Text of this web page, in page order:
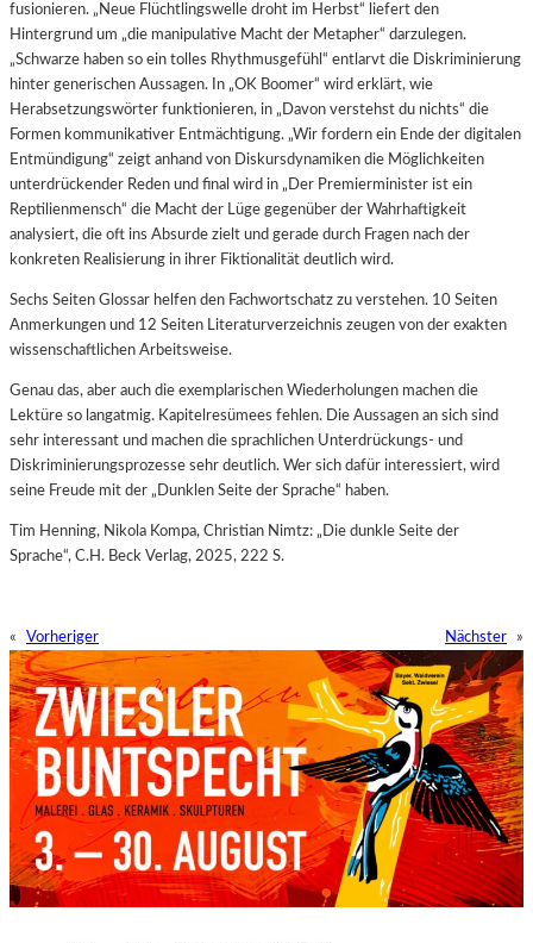
fusionieren. „Neue Flüchtlingswelle droht im Herbst“ liefert den
Hintergrund um „die manipulative Macht der Metapher“ darzulegen.
„Schwarze haben so ein tolles Rhythmusgefühl“ entlarvt die Diskriminierung
hinter generischen Aussagen. In „OK Boomer“ wird erklärt, wie
Herabsetzungswörter funktionieren, in „Davon verstehst du nichts“ die
Formen kommunikativer Entmächtigung. „Wir fordern ein Ende der digitalen
Entmündigung“ zeigt anhand von Diskursdynamiken die Möglichkeiten
unterdrückender Reden und final wird in „Der Premierminister ist ein
Reptilienmensch“ die Macht der Lüge gegenüber der Wahrhaftigkeit
analysiert, die oft ins Absurde zielt und gerade durch Fragen nach der
konkreten Realisierung in ihrer Fiktionalität deutlich wird.
Sechs Seiten Glossar helfen den Fachwortschatz zu verstehen. 10 Seiten
Anmerkungen und 12 Seiten Literaturverzeichnis zeugen von der exakten
wissenschaftlichen Arbeitsweise.
Genau das, aber auch die exemplarischen Wiederholungen machen die
Lektüre so langatmig. Kapitelresümees fehlen. Die Aussagen an sich sind
sehr interessant und machen die sprachlichen Unterdrückungs- und
Diskriminierungsprozesse sehr deutlich. Wer sich dafür interessiert, wird
seine Freude mit der „Dunklen Seite der Sprache“ haben.
Tim Henning, Nikola Kompa, Christian Nimtz: „Die dunkle Seite der
Sprache“, C.H. Beck Verlag, 2025, 222 S.
« Vorheriger Nächster »